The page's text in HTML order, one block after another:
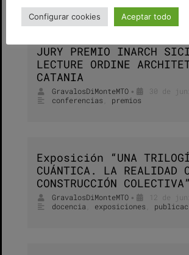
JURY PREMIO INARCH
LECTURE ORDINE
CATANIA
GravalosDiMonteMTO • 30 de
conferencias premios
Exposición “UNA
CUÁNTICA. LA REALIDAD
CONSTRUCCIÓN COLECTIVA”
GravalosDiMonteMTO • 12 de
docencia exposiciones
Configurar cookies Aceptar todo